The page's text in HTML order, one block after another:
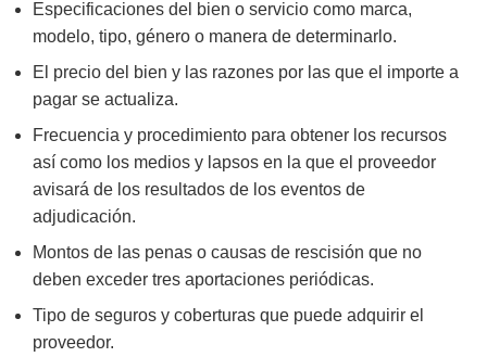
Especificaciones del bien o servicio como marca,
modelo, tipo, género o manera de determinarlo.
El precio del bien y las razones por las que el importe a
pagar se actualiza.
Frecuencia y procedimiento para obtener los recursos
así como los medios y lapsos en la que el proveedor
avisará de los resultados de los eventos de
adjudicación.
Montos de las penas o causas de rescisión que no
deben exceder tres aportaciones periódicas.
Tipo de seguros y coberturas que puede adquirir el
proveedor.